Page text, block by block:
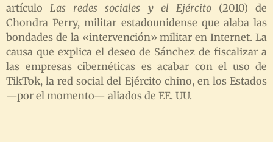
artículoLas redes sociales y el Ejército(2010) de
Chondra Perry, militar estadounidense que alaba las
bondades de la «intervención» militar en Internet. La
causa que explica el deseo de Sánchez de fiscalizar a
las empresas cibernéticas es acabar con el uso de
TikTok, la red social del Ejército chino, en los Estados
—por el momento— aliados de EE. UU.